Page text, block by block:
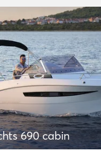
690 cabin